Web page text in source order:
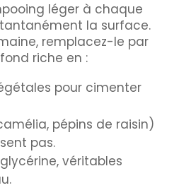
léger à chaque
la surface.
remplacez-le par
riche en :
pour cimenter
pépins de raisin)
pas.
véritables